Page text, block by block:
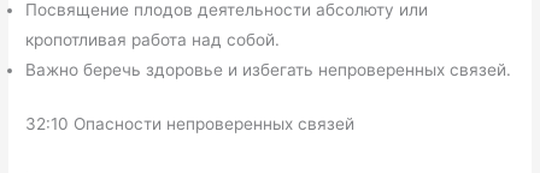
Посвящение плодов деятельности абсолюту или
кропотливая работа над собой.
Важно беречь здоровье и избегать непроверенных связей.
32:10 Опасности непроверенных связей